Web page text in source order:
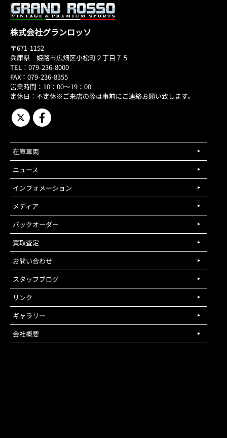
株式会社グランロッソ
〒671-1152
兵庫県 姫路市広畑区小松町２丁目７５
TEL：079-236-8000
FAX：079-236-8355
営業時間：10：00～19：00
定休日：不定休※ご来店の際は事前にご連絡お願い致します。
在庫車両
ニュース
インフォメーション
メディア
バックオーダー
買取査定
お問い合わせ
スタッフブログ
リンク
ギャラリー
会社概要